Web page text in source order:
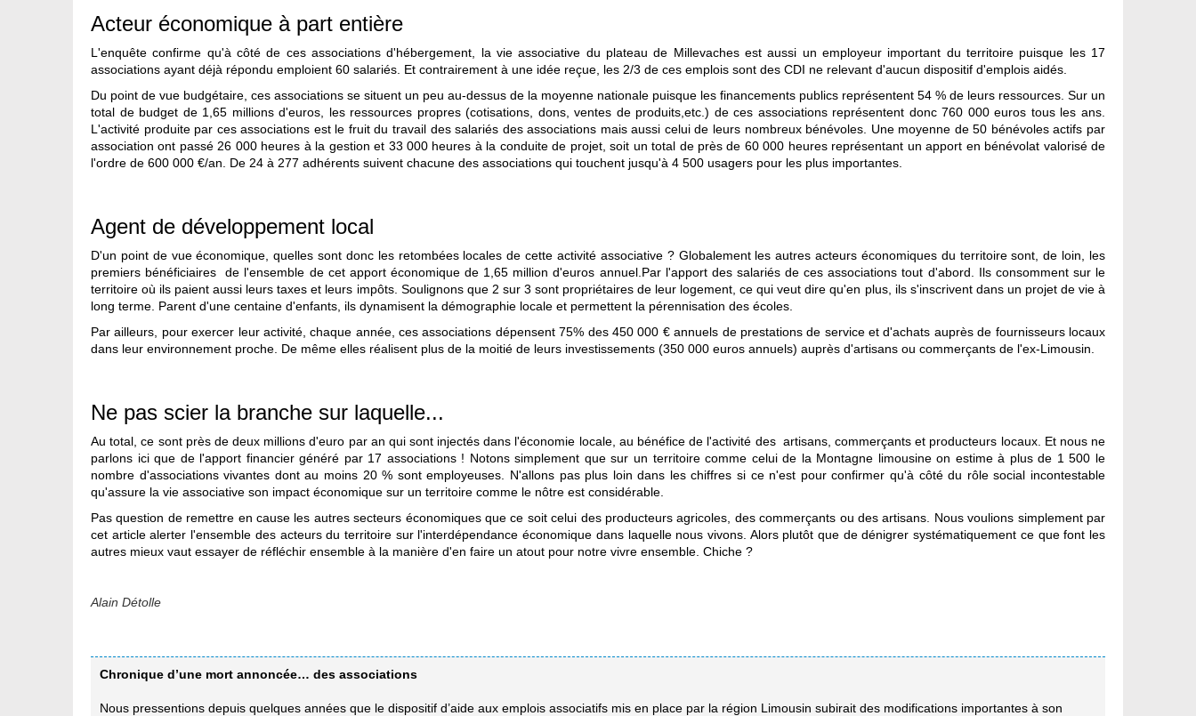
Acteur économique à part entière
L'enquête confirme qu'à côté de ces associations d'hébergement, la vie associative du plateau de Millevaches est aussi un employeur important du territoire puisque les 17
associations ayant déjà répondu emploient 60 salariés. Et contrairement à une idée reçue, les 2/3 de ces emplois sont des CDI ne relevant d'aucun dispositif d'emplois aidés.
Du point de vue budgétaire, ces associations se situent un peu au-dessus de la moyenne nationale puisque les financements publics représentent 54 % de leurs ressources. Sur un
total de budget de 1,65 millions d'euros, les ressources propres (cotisations, dons, ventes de produits,etc.) de ces associations représentent donc 760 000 euros tous les ans.
L'activité produite par ces associations est le fruit du travail des salariés des associations mais aussi celui de leurs nombreux bénévoles. Une moyenne de 50 bénévoles actifs par
association ont passé 26 000 heures à la gestion et 33 000 heures à la conduite de projet, soit un total de près de 60 000 heures représentant un apport en bénévolat valorisé de
l'ordre de 600 000 €/an. De 24 à 277 adhérents suivent chacune des associations qui touchent jusqu'à 4 500 usagers pour les plus importantes.
Agent de développement local
D'un point de vue économique, quelles sont donc les retombées locales de cette activité associative ? Globalement les autres acteurs économiques du territoire sont, de loin, les
premiers bénéficiaires de l'ensemble de cet apport économique de 1,65 million d'euros annuel.Par l'apport des salariés de ces associations tout d'abord. Ils consomment sur le
territoire où ils paient aussi leurs taxes et leurs impôts. Soulignons que 2 sur 3 sont propriétaires de leur logement, ce qui veut dire qu'en plus, ils s'inscrivent dans un projet de vie à
long terme. Parent d'une centaine d'enfants, ils dynamisent la démographie locale et permettent la pérennisation des écoles.
Par ailleurs, pour exercer leur activité, chaque année, ces associations dépensent 75% des 450 000 € annuels de prestations de service et d'achats auprès de fournisseurs locaux
dans leur environnement proche. De même elles réalisent plus de la moitié de leurs investissements (350 000 euros annuels) auprès d'artisans ou commerçants de l'ex-Limousin.
Ne pas scier la branche sur laquelle...
Au total, ce sont près de deux millions d'euro par an qui sont injectés dans l'économie locale, au bénéfice de l'activité des artisans, commerçants et producteurs locaux. Et nous ne
parlons ici que de l'apport financier généré par 17 associations ! Notons simplement que sur un territoire comme celui de la Montagne limousine on estime à plus de 1 500 le
nombre d'associations vivantes dont au moins 20 % sont employeuses. N'allons pas plus loin dans les chiffres si ce n'est pour confirmer qu'à côté du rôle social incontestable
qu'assure la vie associative son impact économique sur un territoire comme le nôtre est considérable.
Pas question de remettre en cause les autres secteurs économiques que ce soit celui des producteurs agricoles, des commerçants ou des artisans. Nous voulions simplement par
cet article alerter l'ensemble des acteurs du territoire sur l'interdépendance économique dans laquelle nous vivons. Alors plutôt que de dénigrer systématiquement ce que font les
autres mieux vaut essayer de réfléchir ensemble à la manière d'en faire un atout pour notre vivre ensemble. Chiche ?
Alain Détolle
Chronique d’une mort annoncée… des associations
Nous pressentions depuis quelques années que le dispositif d’aide aux emplois associatifs mis en place par la région Limousin subirait des modifications importantes à son